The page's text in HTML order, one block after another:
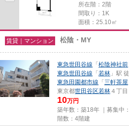
所在階：2階
間取り：1K
面積：25.10㎡
賃貸｜マンション 松陰・MY
東急世田谷線 「松陰神社前
東急世田谷線 「若林 」駅
東急田園都市線 「三軒茶屋
東京都世田谷区若林 ４丁目
10万円
築年数：築18年 ｜募集中：
階数：4階建